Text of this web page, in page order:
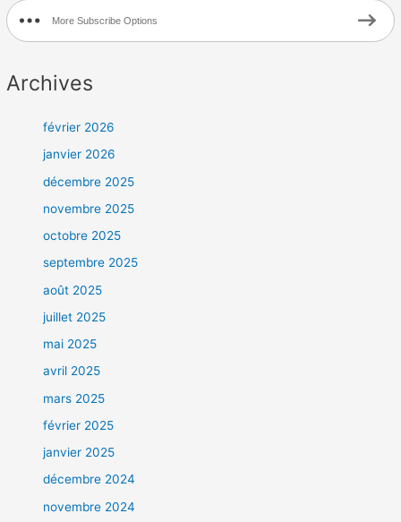
More Subscribe Options
Archives
février 2026
janvier 2026
décembre 2025
novembre 2025
octobre 2025
septembre 2025
août 2025
juillet 2025
mai 2025
avril 2025
mars 2025
février 2025
janvier 2025
décembre 2024
novembre 2024